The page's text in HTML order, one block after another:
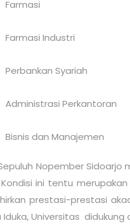
Farmasi
Farmasi Industri
Perbankan Syariah
Administrasi Perkantoran
Bisnisdan Manajemen
Nopember
Kondisi ini tentu
prestasi-prestasi
Universitas